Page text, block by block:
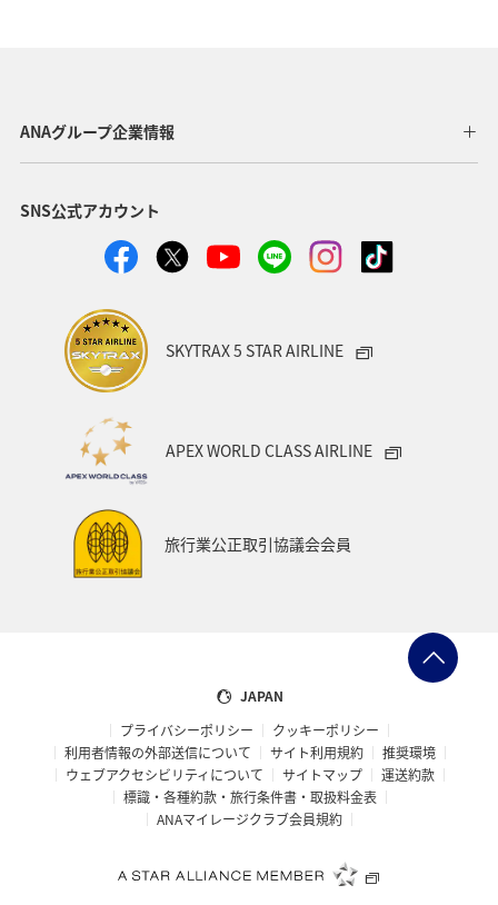
ANAグループ企業情報
SNS公式アカウント
SKYTRAX 5 STAR AIRLINE
APEX WORLD CLASS AIRLINE
旅行業公正取引協議会会員
JAPAN
プライバシーポリシー
クッキーポリシー
利用者情報の外部送信について
サイト利用規約
推奨環境
ウェブアクセシビリティについて
サイトマップ
運送約款
標識・各種約款・旅行条件書・取扱料金表
ANAマイレージクラブ会員規約